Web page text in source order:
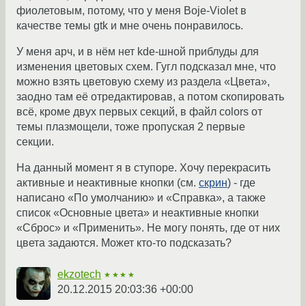
фиолетовым, потому, что у меня Boje-Violet в
качестве темы gtk и мне очень понравилось.
У меня арч, и в нём нет kde-шной приблуды для
изменения цветовых схем. Гугл подсказал мне, что
можно взять цветовую схему из раздела «Цвета»,
заодно там её отредактировав, а потом скопировать
всё, кроме двух первых секций, в файл colors от
темы плазмощели, тоже пропуская 2 первые
секции.
На данный момент я в ступоре. Хочу перекрасить
активные и неактивные кнопки (см. скрин) - где
написано «По умолчанию» и «Справка», а также
список «Основные цвета» и неактивные кнопки
«Сброс» и «Применить». Не могу понять, где от них
цвета задаются. Может кто-то подсказать?
ekzotech ★★★★
20.12.2015 20:03:36 +00:00